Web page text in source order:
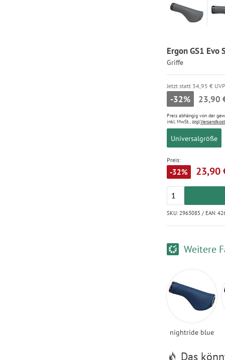
Ergon GS1 Evo
Griffe
Jetzt statt 34,95 € UVP
-32% 23,90
Preis abhängig von der
inkl. MwSt., zzgl.
Universalgröße
Preis:
-32% 23,90
SKU: 2963085 / EAN:
Weitere
nightride blue
Das